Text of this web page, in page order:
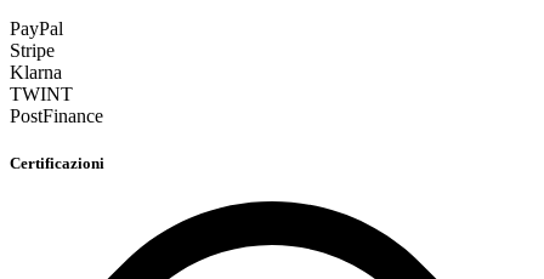
PayPal
Stripe
Klarna
TWINT
PostFinance
Certificazioni